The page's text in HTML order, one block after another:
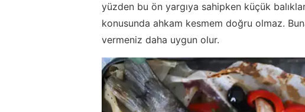
yüzden bu ön yargıya sahipken küçük
konusunda ahkam kesmem doğru olmaz.
vermeniz daha uygun olur.